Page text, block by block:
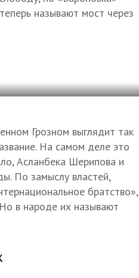
называют мост через
Грозном выглядит так
На самом деле это
Асланбека Шерипова и
По замыслу властей,
братство»,
в народе их называют